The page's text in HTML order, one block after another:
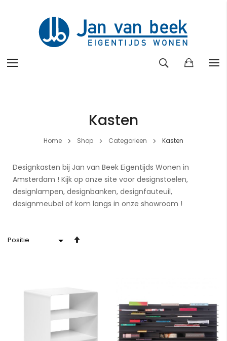
Kasten
Home Shop Categorieen Kasten
Designkasten bij Jan van Beek Eigentijds Wonen in
Amsterdam ! Kijk op onze site voor designstoelen,
designlampen, designbanken, designfauteuil,
designmeubel of kom langs in onze showroom !